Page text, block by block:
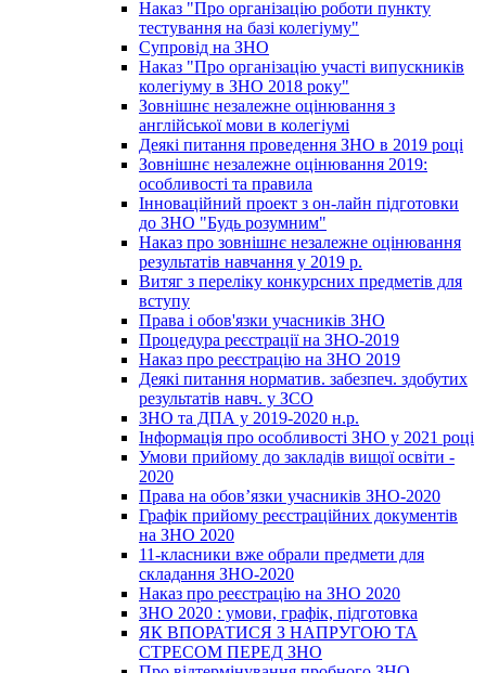
Наказ "Про організацію роботи пункту
тестування на базі колегіуму"
Супровід на ЗНО
Наказ "Про організацію участі випускників
колегіуму в ЗНО 2018 року"
Зовнішнє незалежне оцінювання з
англійської мови в колегіумі
Деякі питання проведення ЗНО в 2019 році
Зовнішнє незалежне оцінювання 2019:
особливості та правила
Інноваційний проект з он-лайн підготовки
до ЗНО "Будь розумним"
Наказ про зовнішнє незалежне оцінювання
результатів навчання у 2019 р.
Витяг з переліку конкурсних предметів для
вступу
Права і обов'язки учасників ЗНО
Процедура реєстрації на ЗНО-2019
Наказ про реєстрацію на ЗНО 2019
Деякі питання норматив. забезпеч. здобутих
результатів навч. у ЗСО
ЗНО та ДПА у 2019-2020 н.р.
Інформація про особливості ЗНО у 2021 році
Умови прийому до закладів вищої освіти -
2020
Права на обов’язки учасників ЗНО-2020
Графік прийому реєстраційних документів
на ЗНО 2020
11-класники вже обрали предмети для
складання ЗНО-2020
Наказ про реєстрацію на ЗНО 2020
ЗНО 2020 : умови, графік, підготовка
ЯК ВПОРАТИСЯ З НАПРУГОЮ ТА
СТРЕСОМ ПЕРЕД ЗНО